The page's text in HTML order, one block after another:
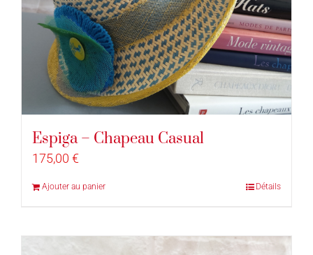
Espiga – Chapeau Casual
175,00 €
Ajouter au panier Détails